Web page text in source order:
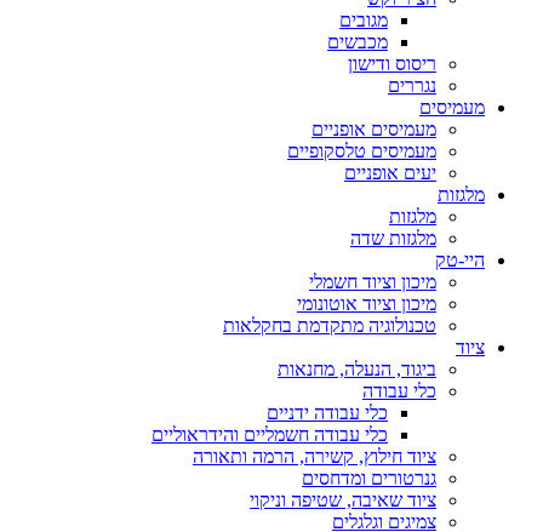
מגובים
מכבשים
ריסוס ודישון
נגררים
מעמיסים
מעמיסים אופניים
מעמיסים טלסקופיים
יעים אופניים
מלגזות
מלגזות
מלגזות שדה
היי-טק
מיכון וציוד חשמלי
מיכון וציוד אוטונומי
טכנולוגיה מתקדמת בחקלאות
ציוד
ביגוד, הנעלה, מחנאות
כלי עבודה
כלי עבודה ידניים
כלי עבודה חשמליים והידראוליים
ציוד חילוץ, קשירה, הרמה ותאורה
גנרטורים ומדחסים
ציוד שאיבה, שטיפה וניקוי
צמיגים וגלגלים